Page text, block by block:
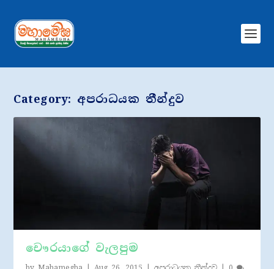
Category: අපරාධයක තීන්දුව
චෞරයාගේ වැලපුම